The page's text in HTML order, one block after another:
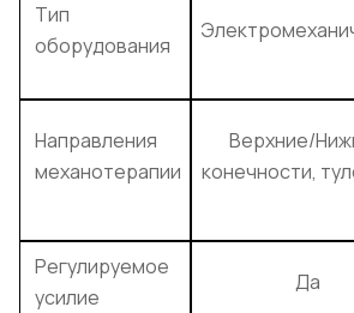
Тип
оборудования
Направления
механотерапии
Верхние/
конечности,
Регулируемое
усилие
Да